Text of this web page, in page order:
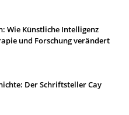
Wie Künstliche Intelligenz
und Forschung verändert
Der Schriftsteller Cay